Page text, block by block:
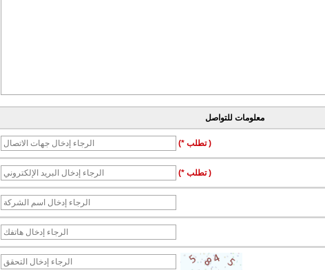
معلومات للتواصل
(* تطلب )
(* تطلب )